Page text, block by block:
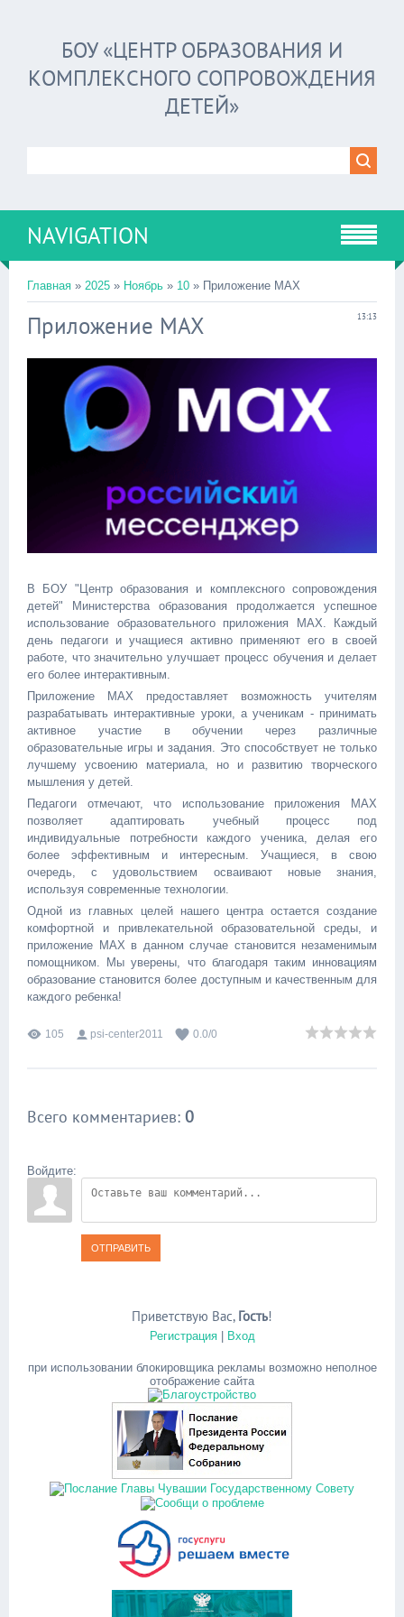
БОУ «ЦЕНТР ОБРАЗОВАНИЯ И
КОМПЛЕКСНОГО СОПРОВОЖДЕНИЯ
ДЕТЕЙ»
NAVIGATION
Главная » 2025 » Ноябрь » 10 » Приложение MAX
13:13
Приложение MAX
В БОУ "Центр образования и комплексного сопровождения
детей" Министерства образования продолжается успешное
использование образовательного приложения MAX. Каждый
день педагоги и учащиеся активно применяют его в своей
работе, что значительно улучшает процесс обучения и делает
его более интерактивным.
Приложение MAX предоставляет возможность учителям
разрабатывать интерактивные уроки, а ученикам - принимать
активное участие в обучении через различные
образовательные игры и задания. Это способствует не только
лучшему усвоению материала, но и развитию творческого
мышления у детей.
Педагоги отмечают, что использование приложения MAX
позволяет адаптировать учебный процесс под
индивидуальные потребности каждого ученика, делая его
более эффективным и интересным. Учащиеся, в свою
очередь, с удовольствием осваивают новые знания,
используя современные технологии.
Одной из главных целей нашего центра остается создание
комфортной и привлекательной образовательной среды, и
приложение MAX в данном случае становится незаменимым
помощником. Мы уверены, что благодаря таким инновациям
образование становится более доступным и качественным для
каждого ребенка!
105 psi-center2011 0.0/0
Всего комментариев: 0
Войдите:
ОТПРАВИТЬ
Приветствую Вас, Гость!
Регистрация| Вход
при использовании блокировщика рекламы возможно неполное
отображение сайта